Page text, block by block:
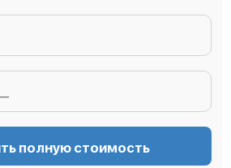
полную стоимость